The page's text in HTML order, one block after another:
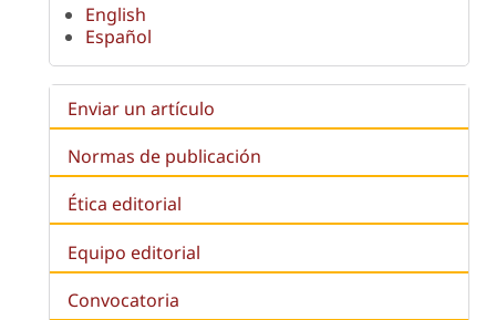
English
Español
Enviar un artículo
Normas de publicación
Ética editorial
Equipo editorial
Convocatoria